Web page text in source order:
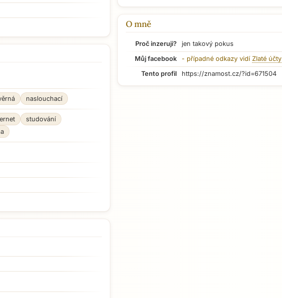
naslouchací
studování
O mně
Proč inzeruji?
jen takový pokus
Můj facebook
- případné odkazy vidí Zlaté účty
Tento profil
https://znamost.cz/?id=671504